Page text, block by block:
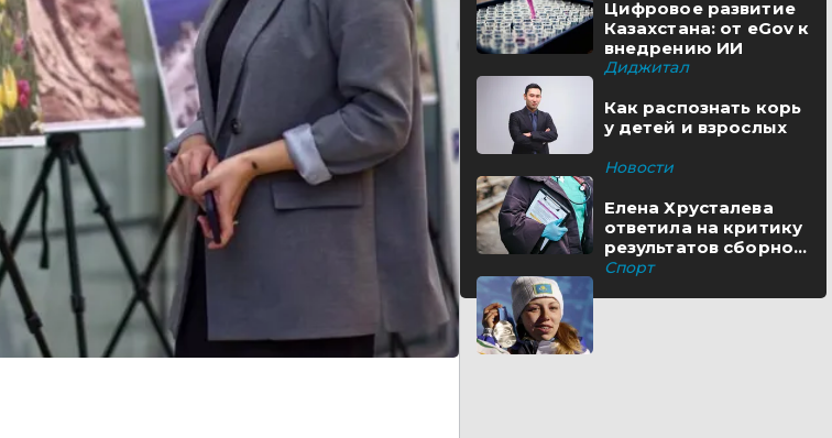
Цифровое развитие
Казахстана: от eGov к
внедрению ИИ
Диджитал
Как распознать корь
у детей и взрослых
Новости
Елена Хрусталева
ответила на критику
результатов сборной
Казахстана
Спорт